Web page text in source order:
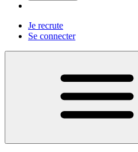
Je recrute
Se connecter